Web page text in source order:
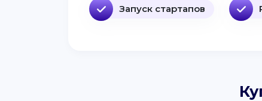
Запуск стартапов